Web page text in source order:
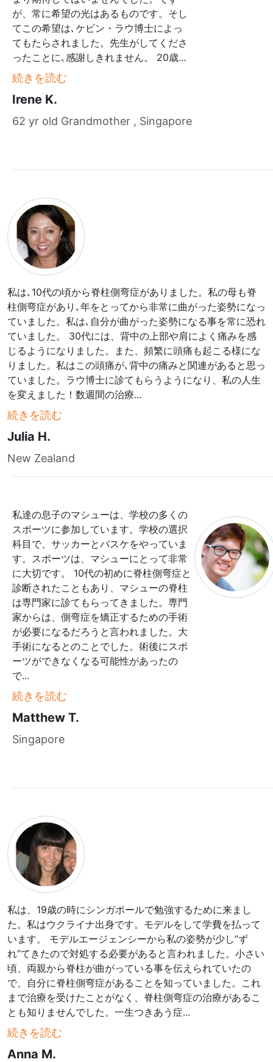
が、常に希望の光はあるものです。そし
てこの希望は､ケビン・ラウ博士によっ
てもたらされました。先生がしてくださ
ったことに､感謝しきれません。 20歳...
続きを読む
Irene K.
62 yr old Grandmother , Singapore
私は､10代の頃から脊柱側弯症がありました。私の母も脊
柱側弯症があり､年をとってから非常に曲がった姿勢になっ
ていました。私は､自分が曲がった姿勢になる事を常に恐れ
ていました。 30代には、背中の上部や肩によく痛みを感
じるようになりました。また、頻繁に頭痛も起こる様にな
りました。私はこの頭痛が､背中の痛みと関連があると思っ
ていました。ラウ博士に診てもらうようになり、私の人生
を変えました！数週間の治療...
続きを読む
Julia H.
New Zealand
私達の息子のマシューは、学校の多くの
スポーツに参加しています。学校の選択
科目で、サッカーとバスケをやっていま
す。スポーツは、マシューにとって非常
に大切です。 10代の初めに脊柱側弯症と
診断されたこともあり、マシューの脊柱
は専門家に診てもらってきました。専門
家からは、側弯症を矯正するための手術
が必要になるだろうと言われました。大
手術になるとのことでした。術後にスポ
ーツができなくなる可能性があったの
で...
続きを読む
Matthew T.
Singapore
私は、19歳の時にシンガポールで勉強するために来まし
た。私はウクライナ出身です。モデルをして学費を払って
います。 モデルエージェンシーから私の姿勢が少し”ず
れ”てきたので対処する必要があると言われました。小さい
頃、両親から脊柱が曲がっている事を伝えられていたの
で、自分に脊柱側弯症があることを知っていました。これ
まで治療を受けたことがなく、脊柱側弯症の治療があるこ
とも知りませんでした。一生つきあう症...
続きを読む
Anna M.